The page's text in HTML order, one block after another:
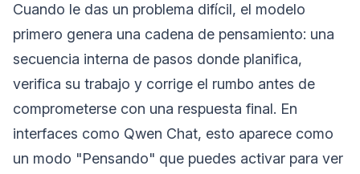
Cuando le das un problema difícil, el modelo
primero genera una cadena de pensamiento: una
secuencia interna de pasos donde planifica,
verifica su trabajo y corrige el rumbo antes de
comprometerse con una respuesta final. En
interfaces como Qwen Chat, esto aparece como
un modo "Pensando" que puedes activar para ver